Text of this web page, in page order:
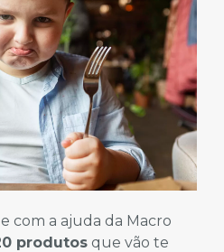
com a ajuda da Macro
produtos que vão te